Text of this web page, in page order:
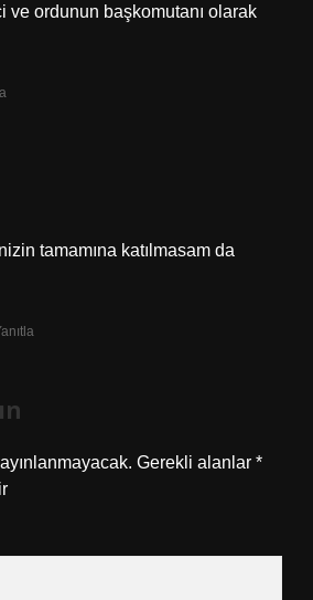
ve ordunun başkomutanı olarak
tamamına katılmasam da
Gerekli alanlar *